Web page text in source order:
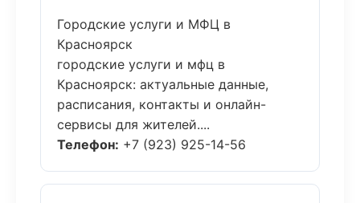
Городские услуги и МФЦ в
Красноярск
городские услуги и мфц в
Красноярск: актуальные данные,
расписания, контакты и онлайн-
сервисы для жителей....
Телефон: +7 (923) 925-14-56